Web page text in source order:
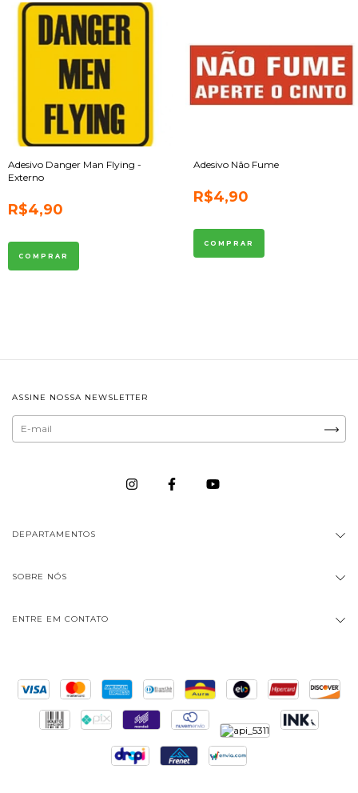
Adesivo Danger Man Flying -
Externo
R$4,90
Adesivo Não Fume
R$4,90
ASSINE NOSSA NEWSLETTER
DEPARTAMENTOS
SOBRE NÓS
ENTRE EM CONTATO